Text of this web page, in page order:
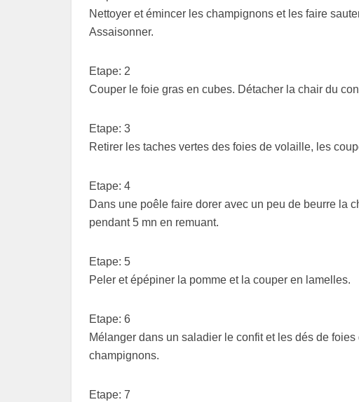
Nettoyer et émincer les champignons et les faire
Assaisonner.
Etape: 2
Couper le foie gras en cubes. Détacher la chair du
Etape: 3
Retirer les taches vertes des foies de volaille, les
Etape: 4
Dans une poêle faire dorer avec un peu de beurre la
pendant 5 mn en remuant.
Etape: 5
Peler et épépiner la pomme et la couper en lamelles.
Etape: 6
Mélanger dans un saladier le confit et les dés de
champignons.
Etape: 7